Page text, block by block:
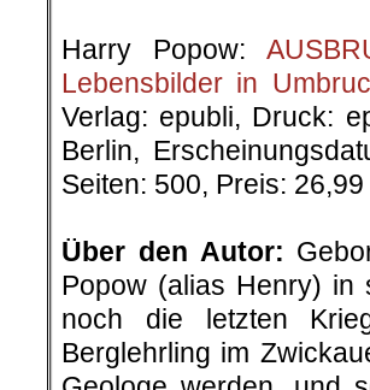
Harry Popow:
Lebensbilder in
Verlag: epubli, Druck:
Berlin,
Seiten: 500, Preis: 26,99
Über den Autor:
Popow (alias Henry) in
noch die letzten
Berglehrling im